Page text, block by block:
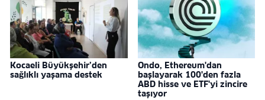
Kocaeli Büyükşehir’den
sağlıklı yaşama destek
Ondo, Ethereum'dan
başlayarak 100'den fazla
ABD hisse ve ETF'yi zincire
taşıyor